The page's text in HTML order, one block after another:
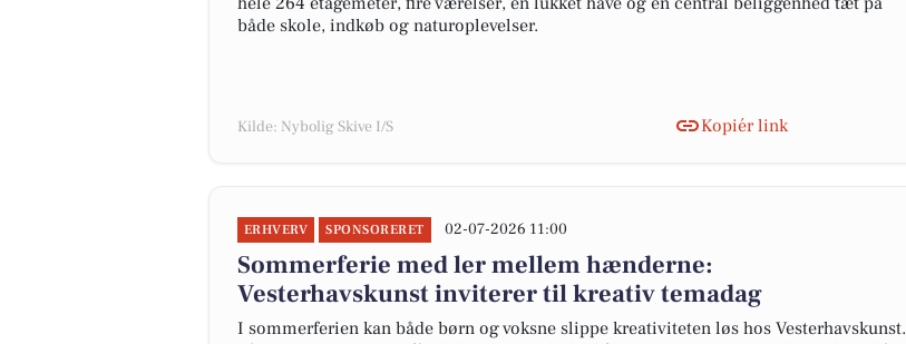
både skole, indkøb og naturoplevelser.
Kilde: Nybolig Skive I/S Kopiér link
ERHVERV SPONSORERET 02-07-2026 11:00
Sommerferie med ler mellem hænderne:
Vesterhavskunst inviterer til kreativ temadag
I sommerferien kan både børn og voksne slippe kreativiteten løs hos Vesterhavskunst.